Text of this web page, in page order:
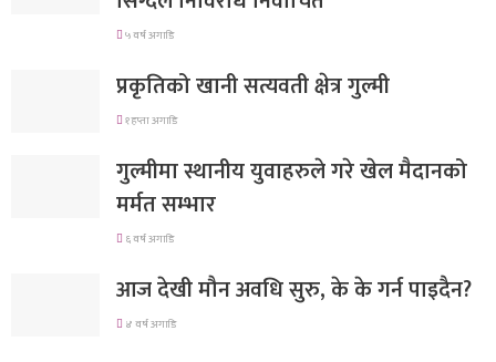
५ वर्ष अगाडि
प्रकृतिको खानी सत्यवती क्षेत्र गुल्मी
१ हप्ता अगाडि
गुल्मीमा स्थानीय युवाहरुले गरे खेल मैदानको
मर्मत सम्भार
६ वर्ष अगाडि
आज देखी मौन अवधि सुरु, के के गर्न पाइदैन?
४ वर्ष अगाडि